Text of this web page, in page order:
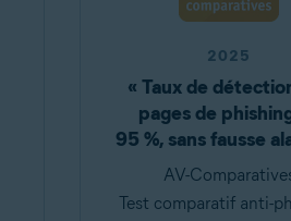
2025
« Taux de
pages de
95 %, sans fausse
AV-
Test comparatif anti-